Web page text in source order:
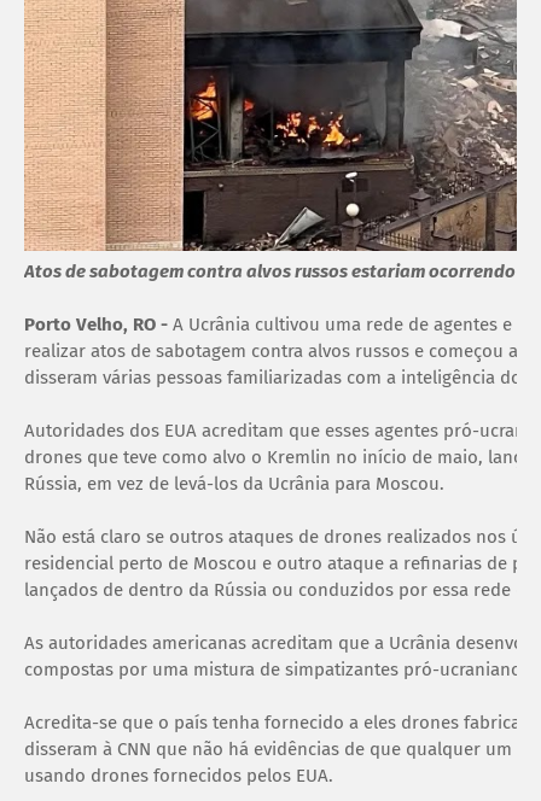
Atos de sabotagem contra alvos russos estariam ocorrendo
Porto Velho, RO - A Ucrânia cultivou uma rede de agentes e
realizar atos de sabotagem contra alvos russos e começou a
disseram várias pessoas familiarizadas com a inteligência dos
Autoridades dos EUA acreditam que esses agentes pró-
drones que teve como alvo o Kremlin no início de maio,
Rússia, em vez de levá-los da Ucrânia para Moscou.
Não está claro se outros ataques de drones realizados nos
residencial perto de Moscou e outro ataque a refinarias de
lançados de dentro da Rússia ou conduzidos por essa rede
As autoridades americanas acreditam que a Ucrânia
compostas por uma mistura de simpatizantes pró-ucranianos
Acredita-se que o país tenha fornecido a eles drones
disseram à CNN que não há evidências de que qualquer um
usando drones fornecidos pelos EUA.